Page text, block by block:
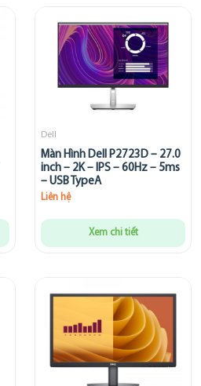
Dell
Màn Hình Dell P2723D – 27.0
inch – 2K – IPS – 60Hz – 5ms
– USB TypeA
Liên hệ
Xem chi tiết